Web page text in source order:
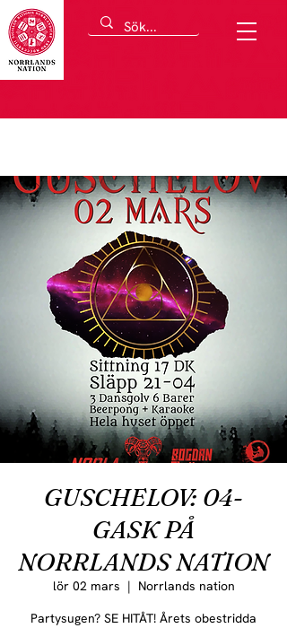
GUSCHELOV: 04-
GASK PÅ
NORRLANDS NATION
lör 02 mars
  |
Norrlands nation
Partysugen? SE HITÅT! Årets obestridda